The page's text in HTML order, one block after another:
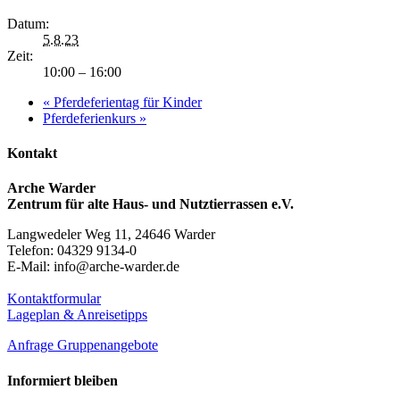
Datum:
5.8.23
Zeit:
10:00 – 16:00
« Pferdeferientag für Kinder
Pferdeferienkurs »
Kontakt
Arche Warder
Zentrum für alte Haus- und Nutztierrassen e.V.
Langwedeler Weg 11, 24646 Warder
Telefon: 04329 9134-0
E-Mail: info@arche-warder.de
Kontaktformular
Lageplan & Anreisetipps
Anfrage Gruppenangebote
Informiert bleiben